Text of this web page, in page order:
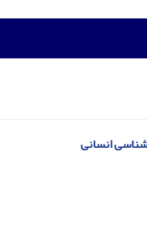
انسانی